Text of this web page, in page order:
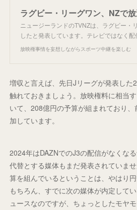
ラグビー・リーグワン、NZで放
ニュージーランドのTVNZは、ラグビー・
したと発表しています。テレビではなく配
放映権事情を妄想しながらスポーツ中継を楽しむ
増収と言えば、先日Jリーグが発表した
触れておきましょう。放映権料に相当
いて、208億円の予算が組まれており
加しています。
2024年はDAZNでのJ3の配信がなくな
代替とする媒体もまだ発表されていま
算を組んでいるということは、やはり
もちろん、すでに次の媒体が内定して
ュースなのですが、ちょっとしたモヤ